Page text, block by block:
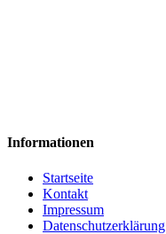
Informationen
Startseite
Kontakt
Impressum
Datenschutzerklärung